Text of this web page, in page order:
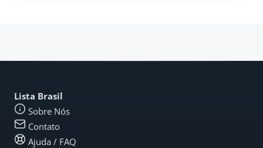
Lista Brasil
Sobre Nós
Contato
Ajuda / FAQ